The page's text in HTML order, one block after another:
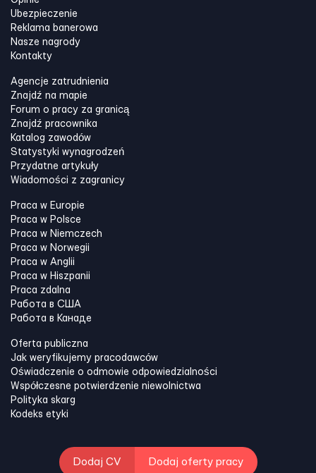
Ubezpieczenie
Reklama banerowa
Nasze nagrody
Kontakty
Agencje zatrudnienia
Znajdź na mapie
Forum o pracy za granicą
Znajdź pracownika
Katalog zawodów
Statystyki wynagrodzeń
Przydatne artykuły
Wiadomości z zagranicy
Praca w Europie
Praca w Polsce
Praca w Niemczech
Praca w Norwegii
Praca w Anglii
Praca w Hiszpanii
Praca zdalna
Работа в США
Работа в Канадe
Oferta publiczna
Jak weryfikujemy pracodawców
Oświadczenie o odmowie odpowiedzialności
Współczesne potwierdzenie niewolnictwa
Polityka skarg
Kodeks etyki
Dodaj CV Dodaj oferty pracy